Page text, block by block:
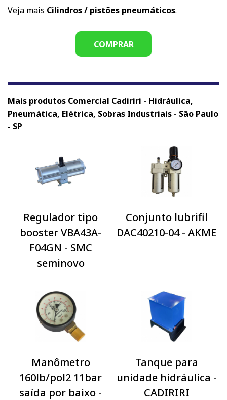
Veja mais Cilindros / pistões pneumáticos.
COMPRAR
Mais produtos Comercial Cadiriri - Hidráulica,
Pneumática, Elétrica, Sobras Industriais - São Paulo
- SP
Regulador tipo
booster VBA43A-
F04GN - SMC
seminovo
Conjunto lubrifil
DAC40210-04 - AKME
Manômetro
160lb/pol2 11bar
saída por baixo -
Tanque para
unidade hidráulica -
CADIRIRI